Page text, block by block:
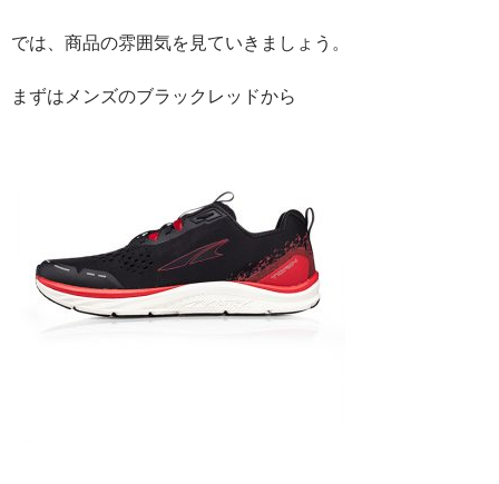
では、商品の雰囲気を見ていきましょう。
まずはメンズのブラックレッドから